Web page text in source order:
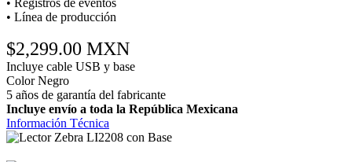
• Registros de eventos
• Línea de producción
$2,299.00 MXN
Incluye cable USB y base
Color Negro
5 años de garantía del fabricante
Incluye envío a toda la República Mexicana
Información Técnica